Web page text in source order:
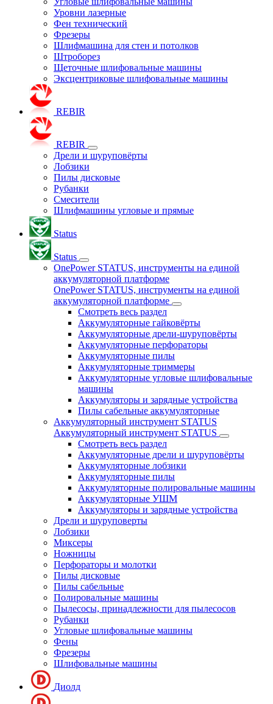
Уровни лазерные
Фен технический
Фрезеры
Шлифмашина для стен и потолков
Штроборез
Щеточные шлифовальные машины
Эксцентриковые шлифовальные машины
REBIR
REBIR
Дрели и шуруповёрты
Лобзики
Пилы дисковые
Рубанки
Смесители
Шлифмашины угловые и прямые
Status
Status
OnePower STATUS, инструменты на единой
аккумуляторной платформе
OnePower STATUS, инструменты на единой
аккумуляторной платформе
Смотреть весь раздел
Аккумуляторные гайковёрты
Аккумуляторные дрели-шуруповёрты
Аккумуляторные перфораторы
Аккумуляторные пилы
Аккумуляторные триммеры
Аккумуляторные угловые шлифовальные
машины
Аккумуляторы и зарядные устройства
Пилы сабельные аккумуляторные
Аккумуляторный инструмент STATUS
Аккумуляторный инструмент STATUS
Смотреть весь раздел
Аккумуляторные дрели и шуруповёрты
Аккумуляторные лобзики
Аккумуляторные пилы
Аккумуляторные полировальные машины
Аккумуляторные УШМ
Аккумуляторы и зарядные устройства
Дрели и шуруповерты
Лобзики
Миксеры
Ножницы
Перфораторы и молотки
Пилы дисковые
Пилы сабельные
Полировальные машины
Пылесосы, принадлежности для пылесосов
Рубанки
Угловые шлифовальные машины
Фены
Фрезеры
Шлифовальные машины
Диолд